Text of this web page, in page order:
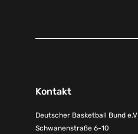
Kontakt
Deutscher Basketball Bund e.V
Schwanenstraße 6-10